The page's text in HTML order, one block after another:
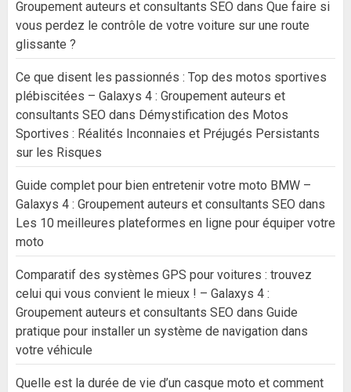
Groupement auteurs et consultants SEO dans Que faire si
vous perdez le contrôle de votre voiture sur une route
glissante ?
Ce que disent les passionnés : Top des motos sportives
plébiscitées – Galaxys 4 : Groupement auteurs et
consultants SEO dans Démystification des Motos
Sportives : Réalités Inconnaies et Préjugés Persistants
sur les Risques
Guide complet pour bien entretenir votre moto BMW –
Galaxys 4 : Groupement auteurs et consultants SEO dans
Les 10 meilleures plateformes en ligne pour équiper votre
moto
Comparatif des systèmes GPS pour voitures : trouvez
celui qui vous convient le mieux ! – Galaxys 4 :
Groupement auteurs et consultants SEO dans Guide
pratique pour installer un système de navigation dans
votre véhicule
Quelle est la durée de vie d’un casque moto et comment